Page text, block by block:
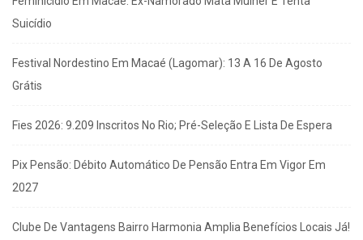
Suicídio
Festival Nordestino Em Macaé (Lagomar): 13 A 16 De Agosto
Grátis
Fies 2026: 9.209 Inscritos No Rio; Pré-Seleção E Lista De Espera
Pix Pensão: Débito Automático De Pensão Entra Em Vigor Em
2027
Clube De Vantagens Bairro Harmonia Amplia Benefícios Locais Já!